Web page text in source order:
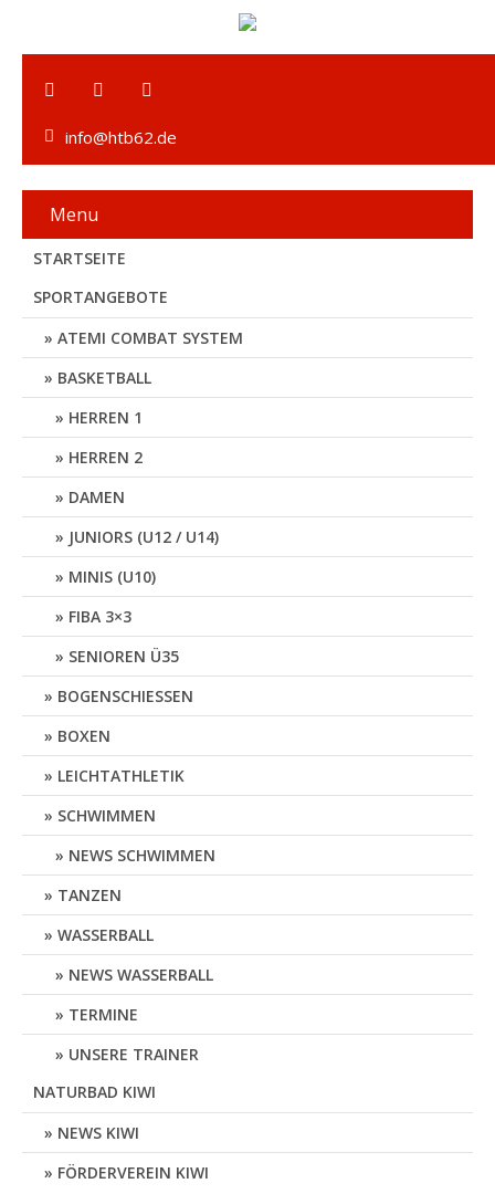
info@htb62.de
Menu
STARTSEITE
SPORTANGEBOTE
ATEMI COMBAT SYSTEM
BASKETBALL
HERREN 1
HERREN 2
DAMEN
JUNIORS (U12 / U14)
MINIS (U10)
FIBA 3×3
SENIOREN Ü35
BOGENSCHIESSEN
BOXEN
LEICHTATHLETIK
SCHWIMMEN
NEWS SCHWIMMEN
TANZEN
WASSERBALL
NEWS WASSERBALL
TERMINE
UNSERE TRAINER
NATURBAD KIWI
NEWS KIWI
FÖRDERVEREIN KIWI